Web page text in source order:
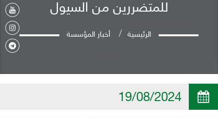
للمتضررين من السيول
الرئيسية أخبار المؤسسة